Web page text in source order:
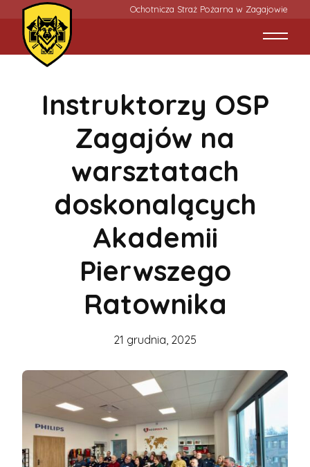
Ochotnicza Straż Pożarna w Zagajowie
Instruktorzy OSP
Zagajów na
warsztatach
doskonalących
Akademii
Pierwszego
Ratownika
21 grudnia, 2025